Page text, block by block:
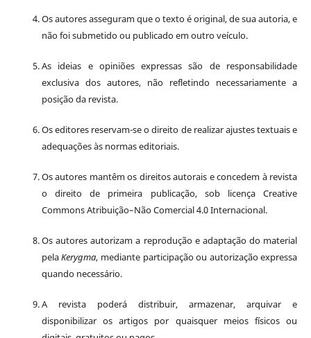
Os autores asseguram que o texto é original, de sua autoria, e
não foi submetido ou publicado em outro veículo.
As ideias e opiniões expressas são de responsabilidade
exclusiva dos autores, não refletindo necessariamente a
posição da revista.
Os editores reservam-se o direito de realizar ajustes textuais e
adequações às normas editoriais.
Os autores mantêm os direitos autorais e concedem à revista
o direito de primeira publicação, sob licença Creative
Commons Atribuição–Não Comercial 4.0 Internacional.
Os autores autorizam a reprodução e adaptação do material
pelaKerygma, mediante participação ou autorização expressa
quando necessário.
A revista poderá distribuir, armazenar, arquivar e
disponibilizar os artigos por quaisquer meios físicos ou